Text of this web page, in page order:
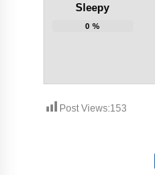
Sleepy
0 %
Post Views:153